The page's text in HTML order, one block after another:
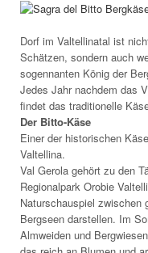
Dorf im Valtellinatal ist
Schätzen, sondern auch
sogennanten König der
Jedes Jahr nachdem das
findet das traditionelle
Der Bitto-Käse
Einer der historischen
Valtellina.
Val Gerola gehört zu den
Regionalpark Orobie
Naturschauspiel zwischen
Bergseen darstellen. Im
Almweiden und